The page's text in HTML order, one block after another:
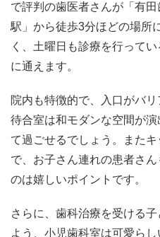
で評判の歯医者さんが「有
駅」から徒歩3分ほどの場所
く、土曜日も診療を行って
に通えます。
院内も特徴的で、入口がバ
待合室は和モダンな空間が
て過ごせるでしょう。また
で、お子さん連れの患者さ
のは嬉しいポイントです。
さらに、歯科治療を受ける
よう、小児歯科室は可愛ら